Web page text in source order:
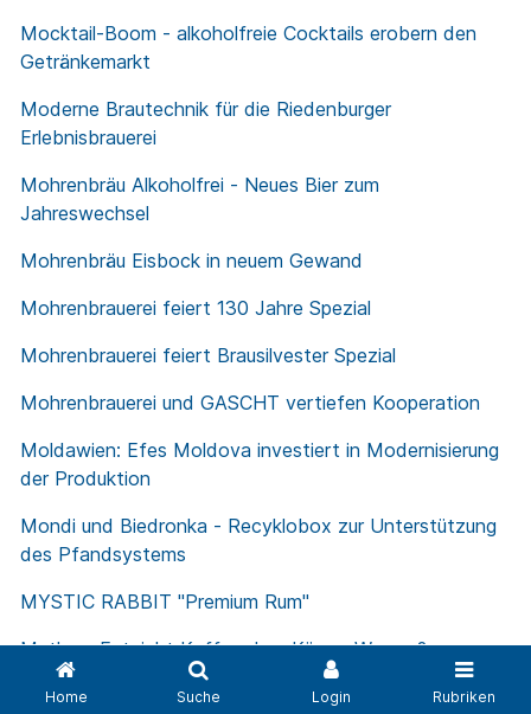
Home Suche Login Rubriken
Mocktail-Boom - alkoholfreie Cocktails erobern den
Getränkemarkt
Moderne Brautechnik für die Riedenburger
Erlebnisbrauerei
Mohrenbräu Alkoholfrei - Neues Bier zum
Jahreswechsel
Mohrenbräu Eisbock in neuem Gewand
Mohrenbrauerei feiert 130 Jahre Spezial
Mohrenbrauerei feiert Brausilvester Spezial
Mohrenbrauerei und GASCHT vertiefen Kooperation
Moldawien: Efes Moldova investiert in Modernisierung
der Produktion
Mondi und Biedronka - Recyklobox zur Unterstützung
des Pfandsystems
MYSTIC RABBIT "Premium Rum"
Mythos: Entzieht Kaffee dem Körper Wasser?
Natürliche Kraft aus der Frucht - Muttersäfte von